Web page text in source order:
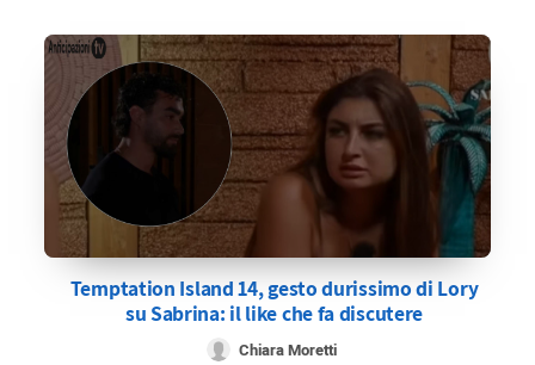
Temptation Island 14, gesto durissimo di Lory
su Sabrina: il like che fa discutere
Chiara Moretti